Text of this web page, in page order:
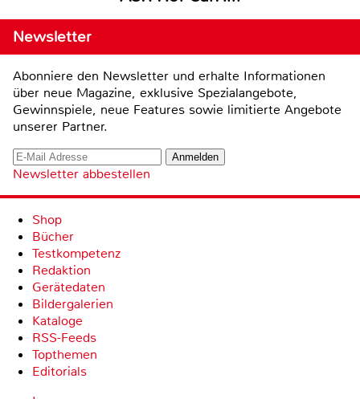
Newsletter
Abonniere den Newsletter und erhalte Informationen
über neue Magazine, exklusive Spezialangebote,
Gewinnspiele, neue Features sowie limitierte Angebote
unserer Partner.
Newsletter abbestellen
Shop
Bücher
Testkompetenz
Redaktion
Gerätedaten
Bildergalerien
Kataloge
RSS-Feeds
Topthemen
Editorials